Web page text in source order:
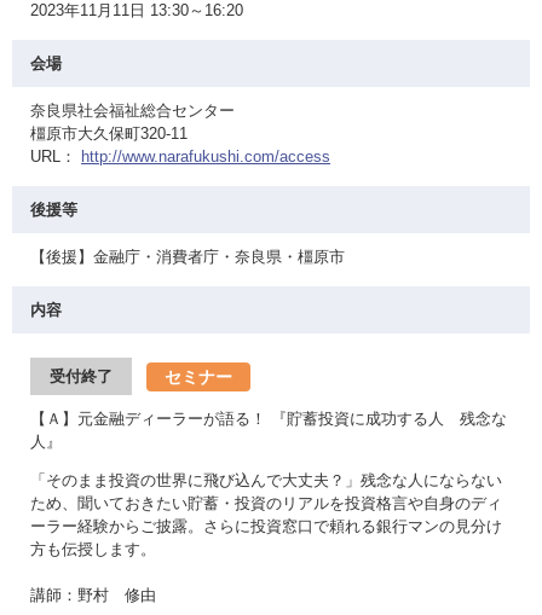
2023年11月11日 13:30～16:20
会場
奈良県社会福祉総合センター
橿原市大久保町320-11
URL：
http://www.narafukushi.com/access
後援等
【後援】金融庁・消費者庁・奈良県・橿原市
内容
受付終了 セミナー
【Ａ】元金融ディーラーが語る！ 『貯蓄投資に成功する人 残念な
人』
「そのまま投資の世界に飛び込んで大丈夫？」残念な人にならない
ため、聞いておきたい貯蓄・投資のリアルを投資格言や自身のディ
ーラー経験からご披露。さらに投資窓口で頼れる銀行マンの見分け
方も伝授します。
講師：野村 修由